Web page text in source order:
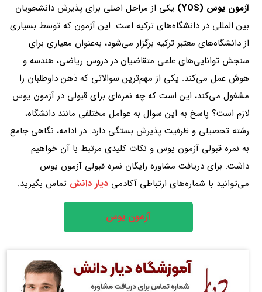
آزمون یوس (YOS)
یکی از مراحل اصلی برای پذیرش دانشجویان
بین‌ المللی در دانشگاه‌های ترکیه است. این آزمون که توسط بسیاری
از دانشگاه‌های معتبر ترکیه برگزار می‌شود، به‌عنوان معیاری برای
سنجش توانایی‌های علمی متقاضیان در دروس ریاضی، هندسه و
هوش عمل می‌کند. یکی از مهم‌ترین سوالاتی که ذهن داوطلبان را
مشغول می‌کند، این است که چه نمره‌ای برای قبولی در آزمون یوس
لازم است؟ پاسخ به این سوال به عوامل مختلفی مانند دانشگاه،
رشته تحصیلی و ظرفیت پذیرش بستگی دارد. در ادامه، نگاهی جامع
به نمره قبولی آزمون یوس و نکات کلیدی مرتبط با آن خواهیم
داشت. برای دریافت مشاوره رایگان نمره قبولی آزمون یوس
می‌توانید با شماره‌های ارتباطی آکادمی دیار دانش تماس بگیرید.
آزمون یوس